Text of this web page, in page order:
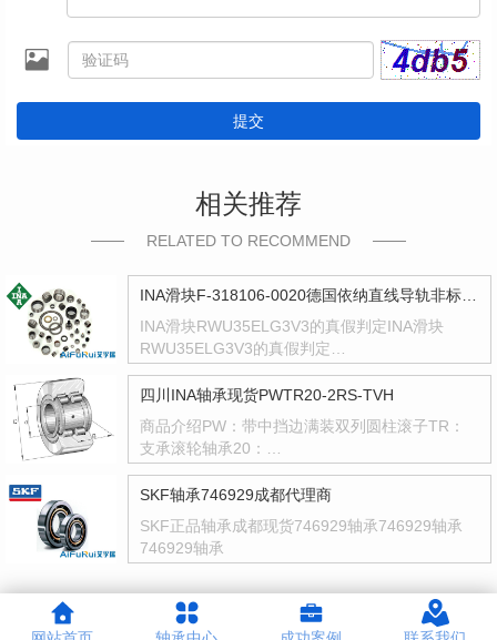
提交
相关推荐
RELATED TO RECOMMEND
INA滑块RWU35ELG3V3的真假判定INA滑块
RWU35ELG3V3的真假判定…
四川INA轴承现货PWTR20-2RS-TVH
商品介绍PW：带中挡边满装双列圆柱滚子TR：
支承滚轮轴承20：…
SKF轴承746929成都代理商
SKF正品轴承成都现货746929轴承746929轴承
746929轴承